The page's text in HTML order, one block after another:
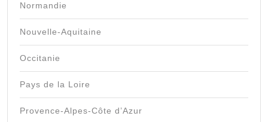
Normandie
Nouvelle-Aquitaine
Occitanie
Pays de la Loire
Provence-Alpes-Côte d’Azur